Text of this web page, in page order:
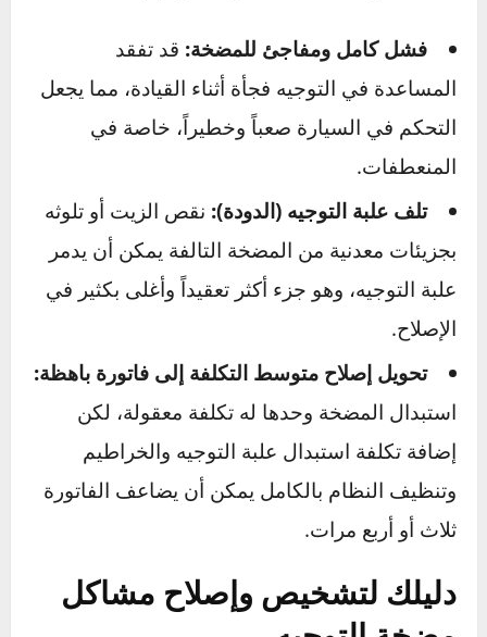
تجاهلأعراض تلف طرمبة الدركسون هو خطأ
مكلف. صوت الونة ليس مجرد إزعاج صوتي، بل هو
صرخة استغاثة من المضخة التي تعمل بدون تزييت
كافٍ أو تحت ضغط غير طبيعي. الاستمرار في
القيادة في هذه الحالة يمكن أن يؤدي إلى:
فشل كامل ومفاجئ للمضخة: قد تفقد
المساعدة في التوجيه فجأة أثناء القيادة، مما يجعل
المنعطفات.
تلف علبة التوجيه (الدودة):نقص الزيت أو تلوثه
بجزيئات معدنية من المضخة التالفة يمكن أن يدمر
علبة التوجيه، وهو جزء أكثر تعقيداً وأغلى بكثير في
تحويل إصلاح متوسط التكلفة إلى فاتورة باهظة: